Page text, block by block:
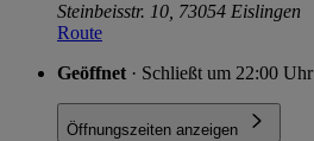
Steinbeisstr. 10, 73054 Eislingen
Route
Geöffnet · Schließt um 22:00 Uhr
Öffnungszeiten anzeigen